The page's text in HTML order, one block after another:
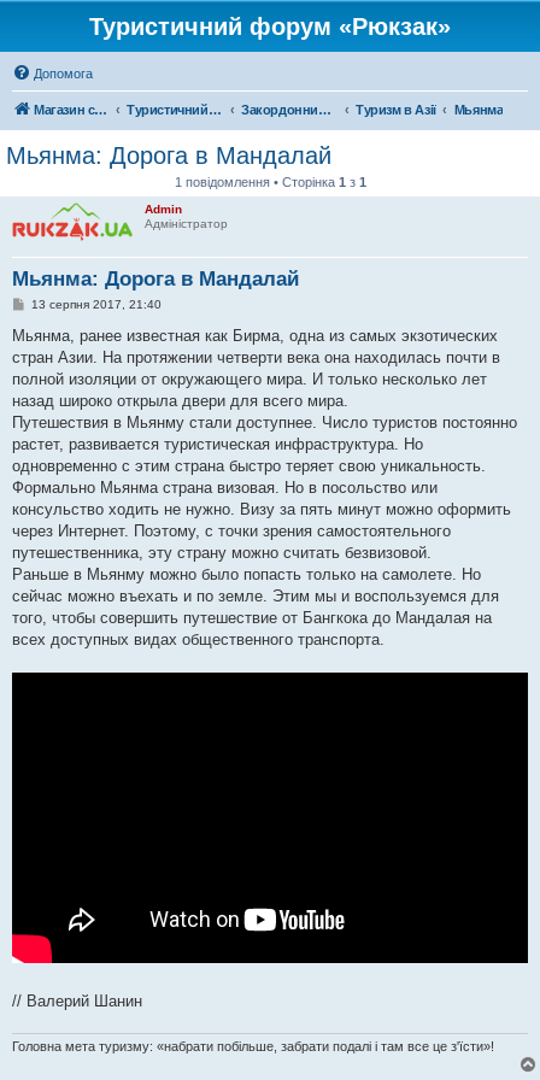
Туристичний форум «Рюкзак»
Допомога
Магазин спорядження Туристичний форум «Рюкзак» Закордонний туризм Туризм в Азії Мьянма
Мьянма: Дорога в Мандалай
1 повідомлення • Сторінка 1 з 1
Admin
Адміністратор
Мьянма: Дорога в Мандалай
П
в
д
о
л
е
н
н
я
13 серпня 2017, 21:40
Мьянма, ранее известная как Бирма, одна из самых экзотических
стран Азии. На протяжении четверти века она находилась почти в
полной изоляции от окружающего мира. И только несколько лет
назад широко открыла двери для всего мира.
Путешествия в Мьянму стали доступнее. Число туристов постоянно
растет, развивается туристическая инфраструктура. Но
одновременно с этим страна быстро теряет свою уникальность.
Формально Мьянма страна визовая. Но в посольство или
консульство ходить не нужно. Визу за пять минут можно оформить
через Интернет. Поэтому, с точки зрения самостоятельного
путешественника, эту страну можно считать безвизовой.
Раньше в Мьянму можно было попасть только на самолете. Но
сейчас можно въехать и по земле. Этим мы и воспользуемся для
того, чтобы совершить путешествие от Бангкока до Мандалая на
всех доступных видах общественного транспорта.
// Валерий Шанин
Головна мета туризму: «набрати побільше, забрати подалі і там все це з'їсти»!